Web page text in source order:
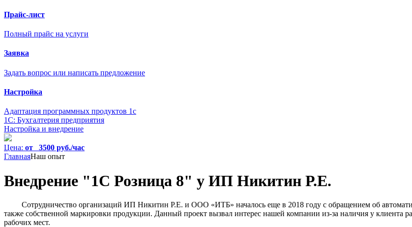
Прайс-лист
Полный прайс на услуги
Заявка
Задать вопрос или написать предложение
Настройка
Адаптация программных продуктов 1с
1С: Бухгалтерия предприятия
Настройка и внедрение
Цена: от 3500 руб./час
ГлавнаяНаш опыт
Внедрение "1С Розница 8" у ИП Никитин Р.Е.
Сотрудничество организаций ИП Никитин Р.Е. и ООО «ИТБ» началось еще в 2018 году с обращением об
также собственной маркировки продукции. Данный проект вызвал интерес нашей компании из-за наличия у клиента
рабочих мест.